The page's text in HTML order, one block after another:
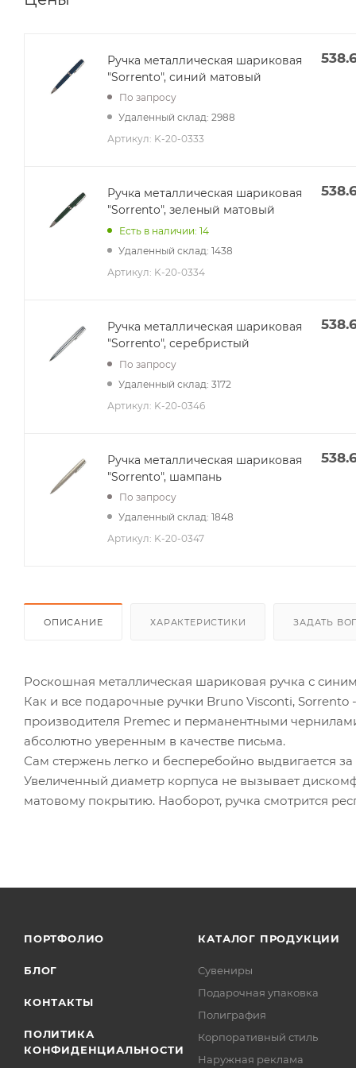
Ручка металлическая шариковая
"Sorrento", синий матовый
По запросу
Удаленный склад: 2988
Артикул: K-20-0333
Ручка металлическая шариковая
"Sorrento", зеленый матовый
Есть в наличии: 14
Удаленный склад: 1438
Артикул: K-20-0334
Ручка металлическая шариковая
"Sorrento", серебристый
По запросу
Удаленный склад: 3172
Артикул: K-20-0346
Ручка металлическая шариковая
"Sorrento", шампань
По запросу
Удаленный склад: 1848
Артикул: K-20-0347
ОПИСАНИЕ ХАРАКТЕРИСТИКИ ЗАДАТЬ
Роскошная металлическая шариковая ручка с
Как и все подарочные ручки Bruno Visconti,
производителя Premec и перманентными
абсолютно уверенным в качестве письма.
Сам стержень легко и бесперебойно выдвигается
Увеличенный диаметр корпуса не вызывает
матовому покрытию. Наоборот, ручка смотрится
ПОРТФОЛИО
БЛОГ
КОНТАКТЫ
ПОЛИТИКА
КОНФИДЕНЦИАЛЬНОСТИ
КАТАЛОГ ПРОДУКЦИИ
Сувениры
Подарочная упаковка
Полиграфия
Корпоративный стиль
Наружная реклама